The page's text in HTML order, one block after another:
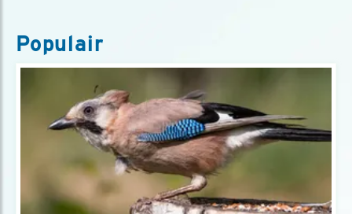
Populair